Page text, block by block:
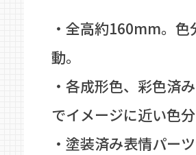
・全高約160mm。
動。
・各成形色、彩色済
でイメージに近い色分
・塗装済み表情パー